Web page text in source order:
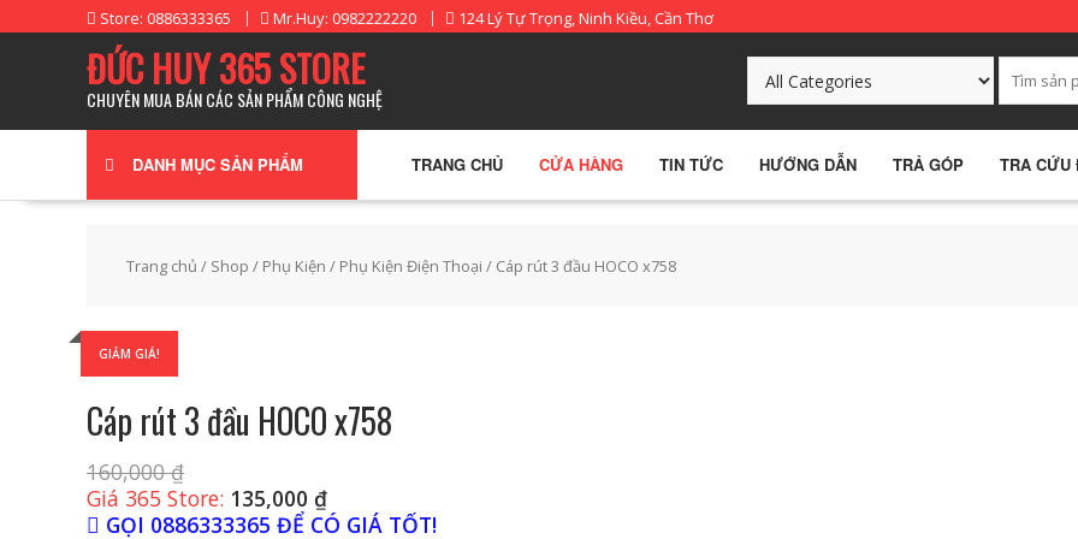
to
Store: 0886333365 Mr.Huy: 0982222220 124 Lý Tự Trọng, Ninh Kiều, Cần Thơ
ĐỨC HUY 365 STORE
CHUYÊN MUA BÁN CÁC SẢN PHẨM CÔNG NGHỆ
DANH MỤC SẢN PHẨM TRANG CHỦ CỬA HÀNG TIN TỨC HƯỚNG DẪN TRẢ GÓP TRA CỨU
Trang chủ / Shop / Phụ Kiện / Phụ Kiện Điện Thoại / Cáp rút 3 đầu HOCO x758
GIẢM GIÁ!
Cáp rút 3 đầu HOCO x758
160,000₫
Giá 365 Store: 135,000 ₫
GỌI 0886333365 ĐỂ CÓ GIÁ TỐT!